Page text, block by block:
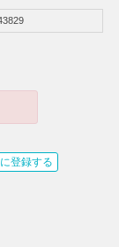
登録する